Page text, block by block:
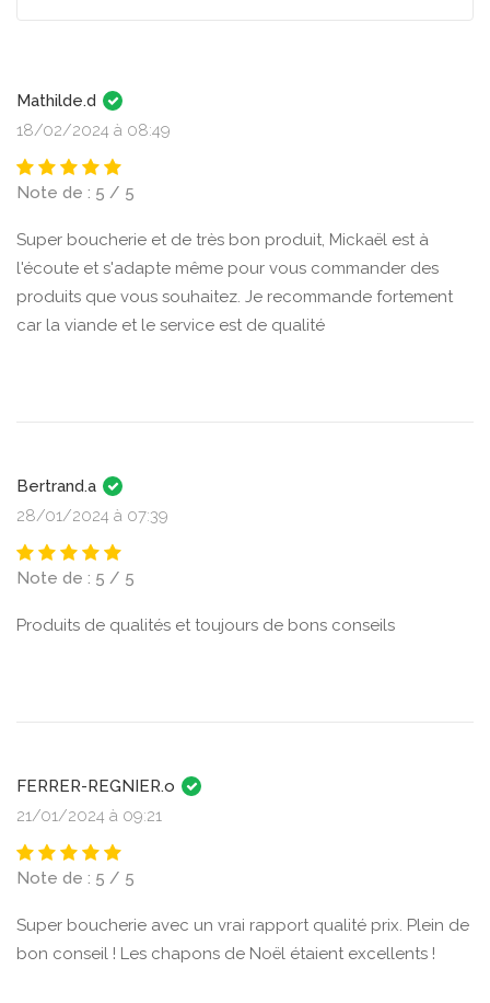
Mathilde.d
18/02/2024 à 08:49
Note de : 5 / 5
Super boucherie et de très bon produit, Mickaël est à
l'écoute et s'adapte même pour vous commander des
produits que vous souhaitez. Je recommande fortement
car la viande et le service est de qualité
Bertrand.a
28/01/2024 à 07:39
Note de : 5 / 5
Produits de qualités et toujours de bons conseils
FERRER-REGNIER.o
21/01/2024 à 09:21
Note de : 5 / 5
Super boucherie avec un vrai rapport qualité prix. Plein de
bon conseil ! Les chapons de Noël étaient excellents !